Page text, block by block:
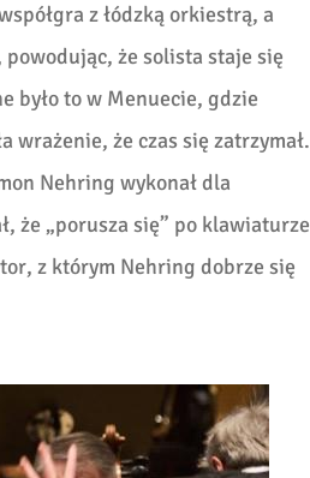
z łódzką orkiestrą, a
że solista staje się
było to w Menuecie, gdzie
że czas się zatrzymał.
Nehring wykonał dla
że „porusza się” po klawiaturze
z którym Nehring dobrze się